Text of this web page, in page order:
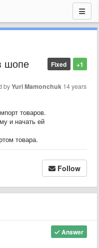
+1
Fixed
шопе
byYuri Mamonchuk 14 years
товаров.
и начать ей
товара.
Follow
Answer